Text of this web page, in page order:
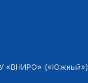
«ВНИРО» («Южный»)